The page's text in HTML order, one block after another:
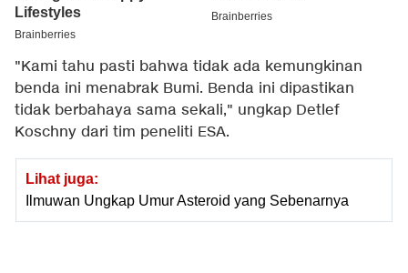
"Kami tahu pasti bahwa tidak ada kemungkinan
benda ini menabrak Bumi. Benda ini dipastikan
tidak berbahaya sama sekali," ungkap Detlef
Koschny dari tim peneliti ESA.
Lihat juga:
Ilmuwan Ungkap Umur Asteroid yang Sebenarnya